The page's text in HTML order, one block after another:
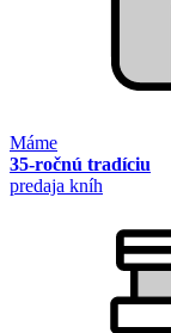
Máme
35-ročnú tradíciu
predaja kníh